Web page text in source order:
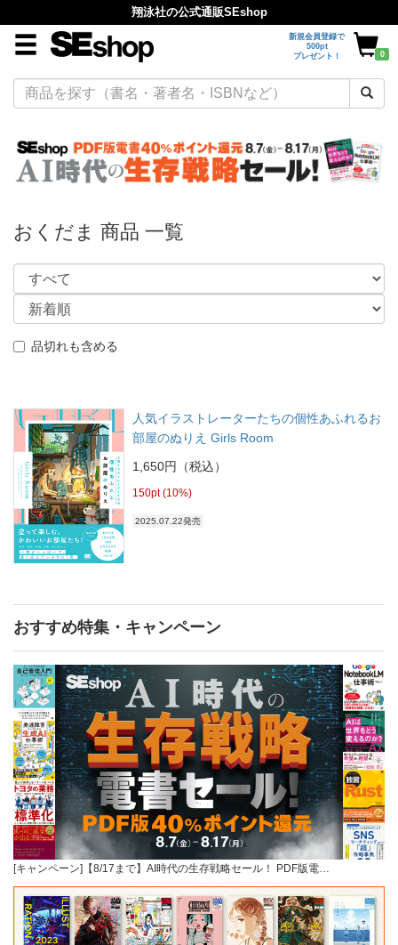
翔泳社の公式通販SEshop
新規会員登録で
500pt
プレゼント！
0
おくだま 商品 一覧
品切れも含める
人気イラストレーターたちの個性あふれるお
部屋のぬりえ Girls Room
1,650円（税込）
150pt (10%)
2025.07.22発売
おすすめ特集・キャンペーン
[キャンペーン]【8/17まで】AI時代の生存戦略セール！ PDF版電…